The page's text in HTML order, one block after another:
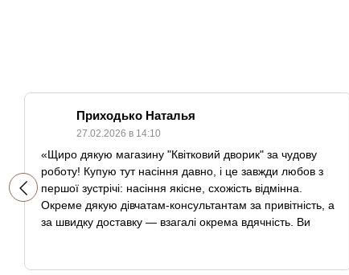
Приходько Наталья
27.02.2026 в 14:10
«Щиро дякую магазину "Квітковий дворик" за чудову
роботу! Купую тут насіння давно, і це завжди любов з
першої зустрічі: насіння якісне, схожість відмінна.
Окреме дякую дівчатам-консультантам за привітність, а
за швидку доставку — взагалі окрема вдячність. Ви